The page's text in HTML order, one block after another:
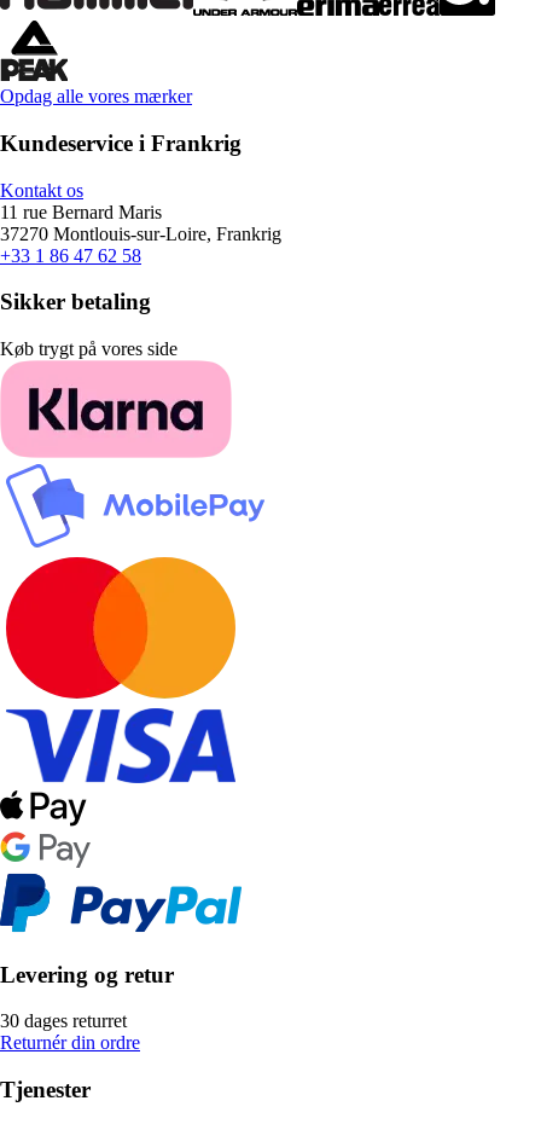
Opdag alle vores mærker
Kundeservice i Frankrig
Kontakt os
11 rue Bernard Maris
37270 Montlouis-sur-Loire, Frankrig
+33 1 86 47 62 58
Sikker betaling
Køb trygt på vores side
Levering og retur
30 dages returret
Returnér din ordre
Tjenester